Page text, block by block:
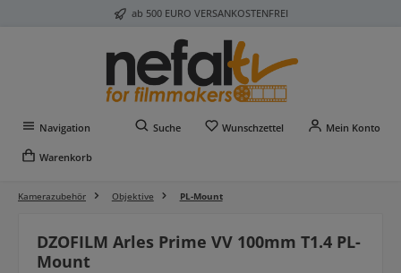
Zum Hauptinhalt springen ab 500 EURO VERSANKOSTENFREI
Navigation Suche Wunschzettel Du hast 0 Produkte auf
Mein Konto
Warenkorb
Kamerazubehör Objektive PL-Mount
DZOFILM Arles Prime VV 100mm T1.4 PL-
Mount